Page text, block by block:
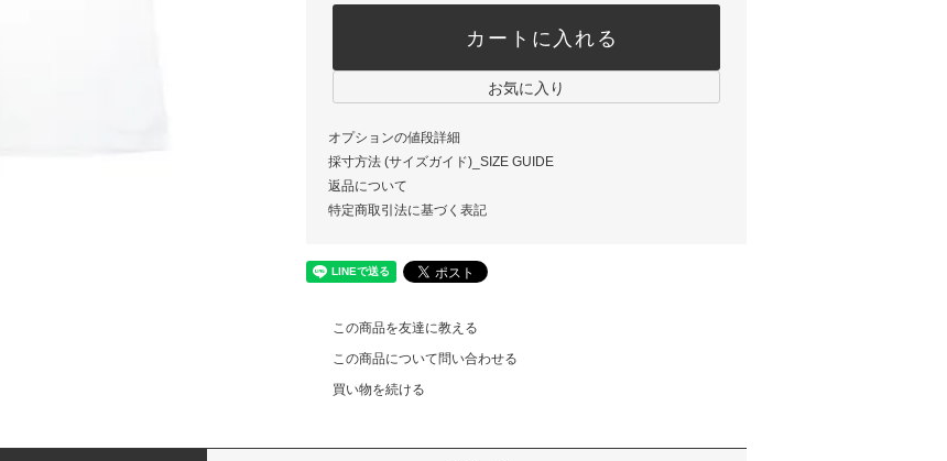
カートに入れる
お気に入り
オプションの値段詳細
採寸方法 (サイズガイド)_SIZE GUIDE
返品について
特定商取引法に基づく表記
この商品を友達に教える
この商品について問い合わせる
買い物を続ける